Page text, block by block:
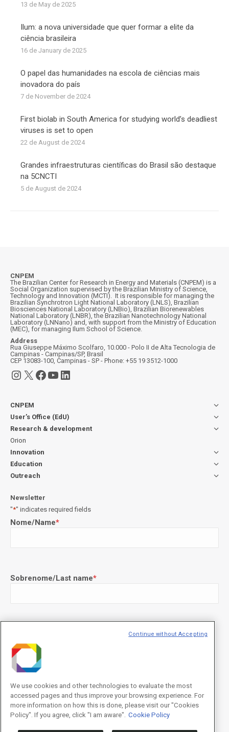
13 de May de 2025
Ilum: a nova universidade que quer formar a elite da
ciência brasileira
16 de January de 2025
O papel das humanidades na escola de ciências mais
inovadora do país
7 de November de 2024
First biolab in South America for studying world’s deadliest
viruses is set to open
22 de August de 2024
Grandes infraestruturas científicas do Brasil são destaque
na 5CNCTI
5 de August de 2024
CNPEM
The Brazilian Center for Research in Energy and Materials (CNPEM) is a
Social Organization supervised by the Brazilian Ministry of Science,
Technology and Innovation (MCTI). It is responsible for managing the
Brazilian Synchrotron Light National Laboratory (LNLS), Brazilian
Biosciences National Laboratory (LNBio), Brazilian Biorenewables
National Laboratory (LNBR), the Brazilian Nanotechnology National
Laboratory (LNNano) and, with support from the Ministry of Education
(MEC), for managing Ilum School of Science.
Address
Rua Giuseppe Máximo Scolfaro, 10.000 - Polo II de Alta Tecnologia de
Campinas - Campinas/SP, Brasil
CEP 13083-100, Campinas - SP - Phone: +55 19 3512-1000
Instagram
X Facebook
YouTube
LinkedIn
CNPEM
User’s Office (EdU)
Research & development
Orion
Innovation
Education
Outreach
Newsletter
"*" indicates required fields
Nome/Name*
Sobrenome/Last name*
Declaração de consentimento*
Concordo com os termos de uso descritos na Política de
Privacidade/I agree to the terms of use described in thePrivacy
Policy.
We use cookies and other technologies to evaluate the most
accessed pages and thus improve your browsing experience. For
more information on how this is done, please visit our "Cookies
Policy". If you agree, click "I am aware". Cookie Policy
Continue without Accepting